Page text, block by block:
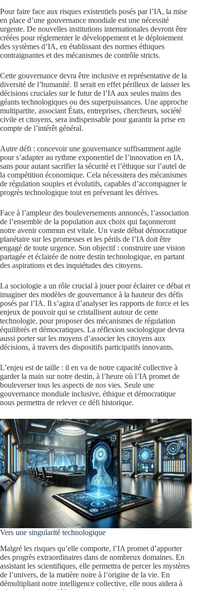
Pour faire face aux risques existentiels posés par l’IA, la mise
en place d’une gouvernance mondiale est une nécessité
urgente. De nouvelles institutions internationales devront être
créées pour réglementer le développement et le déploiement
des systèmes d’IA, en établissant des normes éthiques
contraignantes et des mécanismes de contrôle stricts.
Cette gouvernance devra être inclusive et représentative de la
diversité de l’humanité. Il serait en effet périlleux de laisser les
décisions cruciales sur le futur de l’IA aux seules mains des
géants technologiques ou des superpuissances. Une approche
multipartite, associant États, entreprises, chercheurs, société
civile et citoyens, sera indispensable pour garantir la prise en
compte de l’intérêt général.
Autre défi : concevoir une gouvernance suffisamment agile
pour s’adapter au rythme exponentiel de l’innovation en IA,
sans pour autant sacrifier la sécurité et l’éthique sur l’autel de
la compétition économique. Cela nécessitera des mécanismes
de régulation souples et évolutifs, capables d’accompagner le
progrès technologique tout en prévenant les dérives.
Face à l’ampleur des bouleversements annoncés, l’association
de l’ensemble de la population aux choix qui façonneront
notre avenir commun est vitale. Un vaste débat démocratique
planétaire sur les promesses et les périls de l’IA doit être
engagé de toute urgence. Son objectif : construire une vision
partagée et éclairée de notre destin technologique, en partant
des aspirations et des inquiétudes des citoyens.
La sociologie a un rôle crucial à jouer pour éclairer ce débat et
imaginer des modèles de gouvernance à la hauteur des défis
posés par l’IA. Il s’agira d’analyser les rapports de force et les
enjeux de pouvoir qui se cristallisent autour de cette
technologie, pour proposer des mécanismes de régulation
équilibrés et démocratiques. La réflexion sociologique devra
aussi porter sur les moyens d’associer les citoyens aux
décisions, à travers des dispositifs participatifs innovants.
L’enjeu est de taille : il en va de notre capacité collective à
garder la main sur notre destin, à l’heure où l’IA promet de
bouleverser tous les aspects de nos vies. Seule une
gouvernance mondiale inclusive, éthique et démocratique
nous permettra de relever ce défi historique.
Vers une singularité technologique
Malgré les risques qu’elle comporte, l’IA promet d’apporter
des progrès extraordinaires dans de nombreux domaines. En
assistant les scientifiques, elle permettra de percer les mystères
de l’univers, de la matière noire à l’origine de la vie. En
démultipliant notre intelligence collective, elle nous aidera à